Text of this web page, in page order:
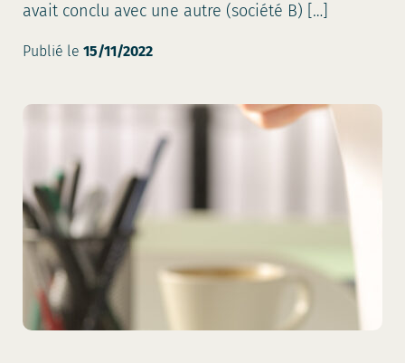
avait conclu avec une autre (société B) […]
Publié le 15/11/2022